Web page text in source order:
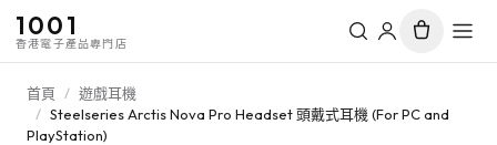
1001
香港電子產品專門店
首頁 / 遊戲耳機
/ Steelseries Arctis Nova Pro Headset 頭戴式耳機 (For PC and
PlayStation)